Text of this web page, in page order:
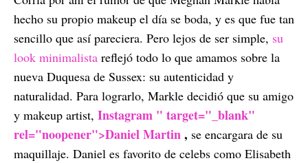
hecho su propio makeup el día se boda, y es que fue tan
sencillo que así pareciera. Pero lejos de ser simple, su
look minimalista reflejó todo lo que amamos sobre la
nueva Duquesa de Sussex: su autenticidad y
naturalidad. Para lograrlo, Markle decidió que su amigo
y makeup artist, Instagram " target="_blank"
rel="noopener">Daniel Martin, se encargara de su
maquillaje. Daniel es favorito de celebs como Elisabeth